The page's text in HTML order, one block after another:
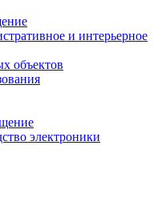
и интерьерное
объектов
электроники